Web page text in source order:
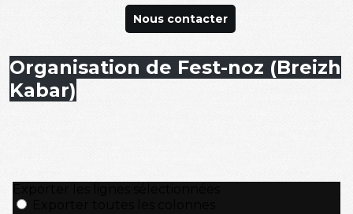
Nous contacter
Organisation de Fest-noz (Breizh
Kabar)